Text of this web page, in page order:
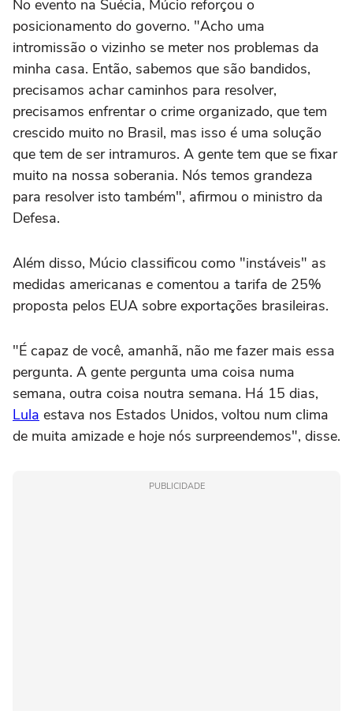
No evento na Suécia, Múcio reforçou o
posicionamento do governo. "Acho uma
intromissão o vizinho se meter nos problemas da
minha casa. Então, sabemos que são bandidos,
precisamos achar caminhos para resolver,
precisamos enfrentar o crime organizado, que tem
crescido muito no Brasil, mas isso é uma solução
que tem de ser intramuros. A gente tem que se fixar
muito na nossa soberania. Nós temos grandeza
para resolver isto também", afirmou o ministro da
Defesa.
Além disso, Múcio classificou como "instáveis" as
medidas americanas e comentou a tarifa de 25%
proposta pelos EUA sobre exportações brasileiras.
"É capaz de você, amanhã, não me fazer mais essa
pergunta. A gente pergunta uma coisa numa
semana, outra coisa noutra semana. Há 15 dias,
Lula estava nos Estados Unidos, voltou num clima
de muita amizade e hoje nós surpreendemos", disse.
PUBLICIDADE